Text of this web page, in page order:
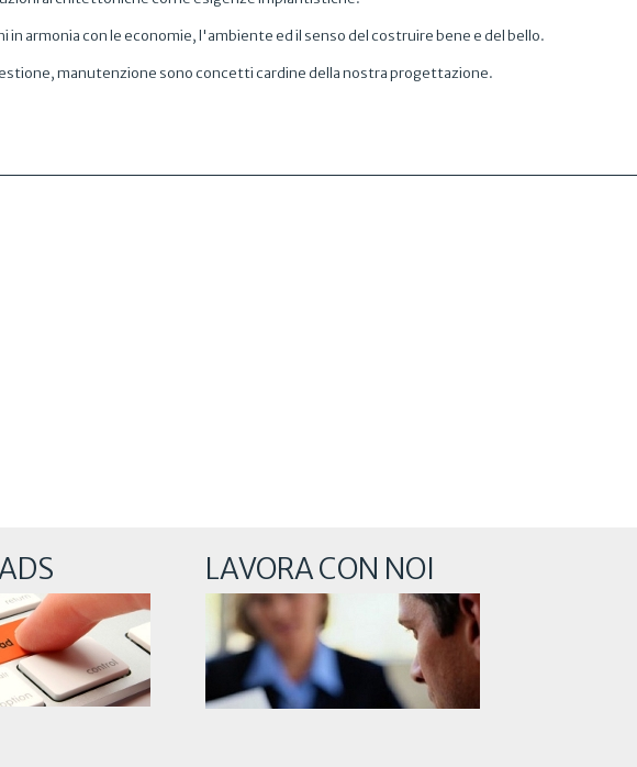
armonia con le economie, l'ambiente ed il senso del costruire bene e del bello.
manutenzione sono concetti cardine della nostra progettazione.
LAVORA CON NOI